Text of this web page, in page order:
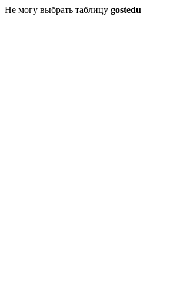
Не могу выбрать таблицу gostedu